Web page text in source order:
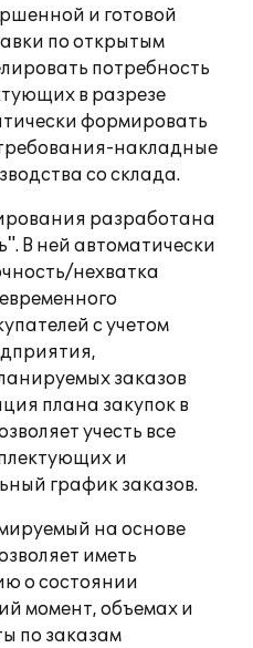
и готовой
по открытым
потребность
в разрезе
формировать
накладные
со склада.
разработана
В ней автоматически
нехватка
с учетом
заказов
плана закупок в
учесть все
и
график заказов.
на основе
иметь
о состоянии
момент, объемах и
по заказам